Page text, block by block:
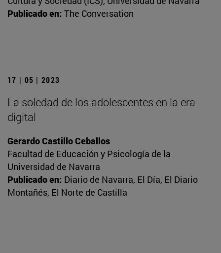
Publicado en: The Conversation
17 | 05 | 2023
La soledad de los adolescentes en la era
digital
Gerardo Castillo Ceballos
Facultad de Educación y Psicología de la
Universidad de Navarra
Publicado en: Diario de Navarra, El Día, El Diario
Montañés, El Norte de Castilla